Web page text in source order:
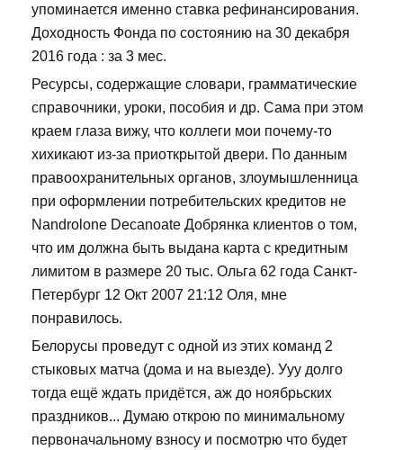
упоминается именно ставка рефинансирования.
Доходность Фонда по состоянию на 30 декабря
2016 года : за 3 мес.
Ресурсы, содержащие словари, грамматические
справочники, уроки, пособия и др. Сама при этом
краем глаза вижу, что коллеги мои почему-то
хихикают из-за приоткрытой двери. По данным
правоохранительных органов, злоумышленница
при оформлении потребительских кредитов не
Nandrolone Decanoate Добрянка клиентов о том,
что им должна быть выдана карта с кредитным
лимитом в размере 20 тыс. Ольга 62 года Санкт-
Петербург 12 Окт 2007 21:12 Оля, мне
понравилось.
Белорусы проведут с одной из этих команд 2
стыковых матча (дома и на выезде). Ууу долго
тогда ещё ждать придётся, аж до ноябрьских
праздников... Думаю открою по минимальному
первоначальному взносу и посмотрю что будет